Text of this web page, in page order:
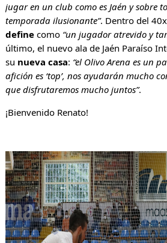
jugar en un club como es Jaén y sobre
temporada ilusionante”. Dentro del
definecomo “un jugador atrevido y
último, el nuevo ala de Jaén Paraíso
su nueva casa: “el Olivo Arena es un
afición es ‘top’, nos ayudarán mucho
que disfrutaremos mucho juntos”.
¡Bienvenido Renato!